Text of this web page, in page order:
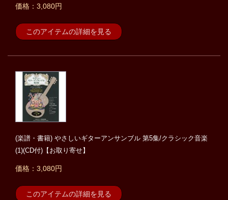
価格：3,080円
このアイテムの詳細を見る
(楽譜・書籍) やさしいギターアンサンブル 第5集/クラシック音楽
(1)(CD付)【お取り寄せ】
価格：3,080円
このアイテムの詳細を見る